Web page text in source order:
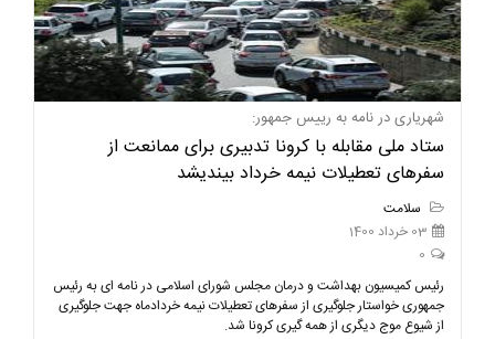
شهریاری در نامه‌ به رییس جمهور:
ستاد ملی مقابله با کرونا تدبیری برای ممانعت از
سفرهای تعطیلات نیمه خرداد بیندیشد
سلامت
03 خرداد 1400
0
رئیس کمیسیون بهداشت و درمان مجلس شورای اسلامی در نامه ای به رئیس
جمهوری خواستار جلوگیری از سفرهای تعطیلات نیمه خردادماه جهت جلوگیری
از شیوع موج دیگری از همه گیری کرونا شد.